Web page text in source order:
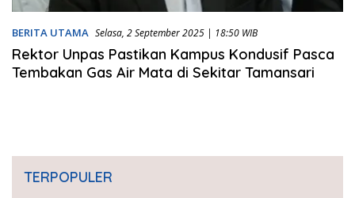
BERITA UTAMA Selasa, 2 September 2025 | 18:50 WIB
Rektor Unpas Pastikan Kampus Kondusif Pasca
Tembakan Gas Air Mata di Sekitar Tamansari
TERPOPULER